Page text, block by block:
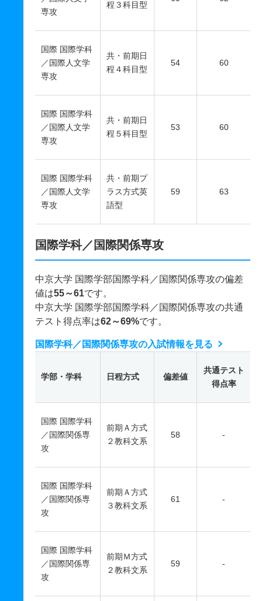
専攻
程３科目型
国際 国際学科
／国際人文学
専攻
共・前期日
程４科目型
54 60
国際 国際学科
／国際人文学
専攻
共・前期日
程５科目型
53 60
国際 国際学科
／国際人文学
専攻
共・前期プ
ラス方式英
語型
59 63
国際学科／国際関係専攻
中京大学 国際学部国際学科／国際関係専攻の偏差
値は55～61です。
中京大学 国際学部国際学科／国際関係専攻の共通
テスト得点率は62～69%です。
国際学科／国際関係専攻の入試情報を見る
学部・学科 日程方式 偏差値
共通テスト
得点率
国際 国際学科
／国際関係専
攻
前期Ａ方式
２教科文系
58 -
国際 国際学科
／国際関係専
攻
前期Ａ方式
３教科文系
61 -
国際 国際学科
／国際関係専
攻
前期Ｍ方式
２教科文系
59 -